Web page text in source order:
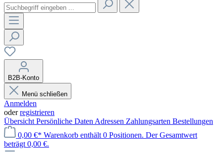
B2B-Konto
Menü schließen
Anmelden
oderregistrieren
Übersicht Persönliche Daten Adressen Zahlungsarten Bestellungen
0,00 €* Warenkorb enthält 0 Positionen. Der Gesamtwert
beträgt 0,00 €.